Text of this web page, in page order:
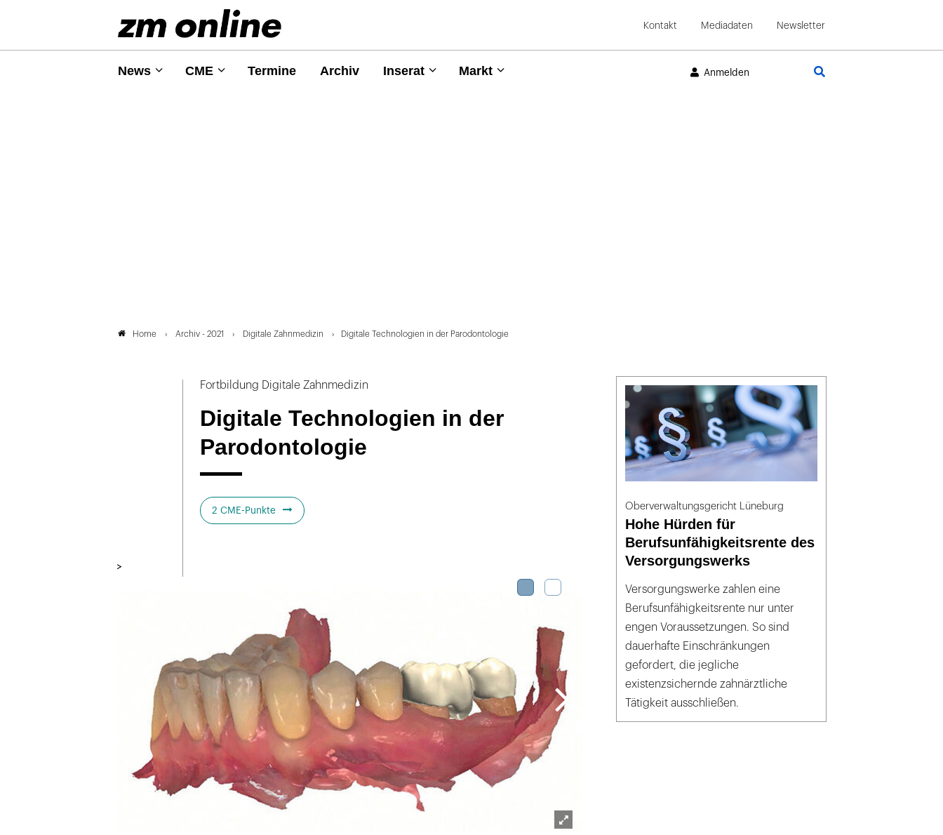
Kontakt Mediadaten Newsletter
News CME Termine Archiv Inserat Markt Anmelden
Home Archiv - 2021 Digitale Zahnmedizin Digitale Technologien in der Parodontologie
Fortbildung Digitale Zahnmedizin
Digitale Technologien in der
Parodontologie
2 CME-Punkte
>
Oberverwaltungsgericht Lüneburg
Hohe Hürden für
Berufsunfähigkeitsrente des
Versorgungswerks
Versorgungswerke zahlen eine
Berufsunfähigkeitsrente nur unter
engen Voraussetzungen. So sind
dauerhafte Einschränkungen
gefordert, die jegliche
existenzsichernde zahnärztliche
Tätigkeit ausschließen.